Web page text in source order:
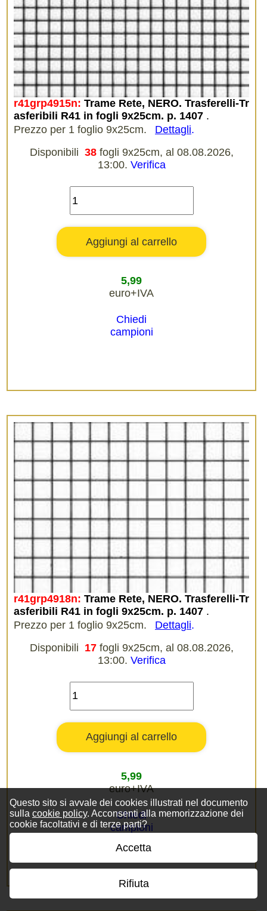
Questo sito si avvale dei cookies illustrati nel documento
sulla cookie policy. Acconsenti alla memorizzazione dei
cookie facoltativi e di terze parti?
Accetta
Rifiuta
r41grp4915n: Trame Rete, NERO. Trasferelli-Tr
asferibili R41 in fogli 9x25cm. p. 1407 .
Prezzo per 1 foglio 9x25cm.
Dettagli.
Disponibili 38 fogli 9x25cm, al 08.08.2026,
13:00. Verifica
5,99
euro+IVA
Chiedi
campioni
r41grp4918n: Trame Rete, NERO. Trasferelli-Tr
asferibili R41 in fogli 9x25cm. p. 1407 .
Prezzo per 1 foglio 9x25cm.
Dettagli.
Disponibili 17 fogli 9x25cm, al 08.08.2026,
13:00. Verifica
5,99
euro+IVA
Chiedi
campioni